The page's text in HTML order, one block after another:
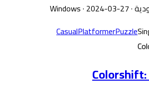
·
Windows· 2024-03-27
CasualPlatformerPuzzle